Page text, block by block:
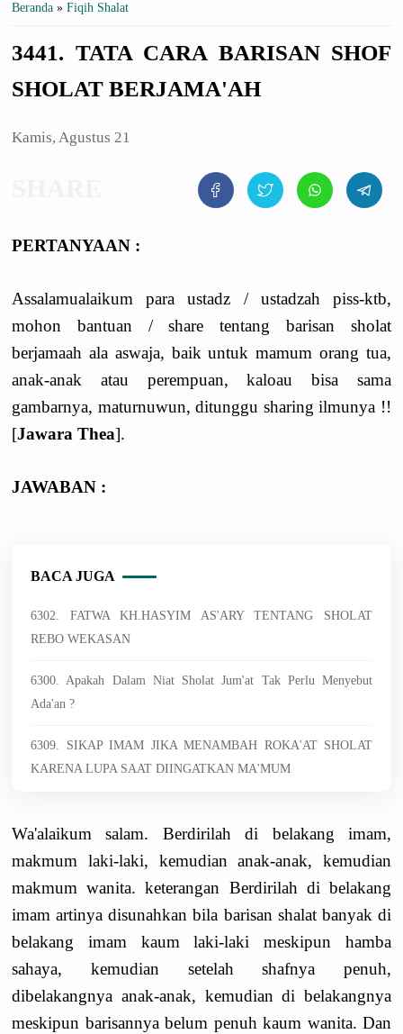
Beranda » Fiqih Shalat
3441. TATA CARA BARISAN SHOF
SHOLAT BERJAMA'AH
Kamis, Agustus 21
PERTANYAAN :
Assalamualaikum para ustadz / ustadzah piss-ktb,
mohon bantuan / share tentang barisan sholat
berjamaah ala aswaja, baik untuk mamum orang tua,
anak-anak atau perempuan, kaloau bisa sama
gambarnya, maturnuwun, ditunggu sharing ilmunya !!
[Jawara Thea].
JAWABAN :
BACA JUGA
6302. FATWA KH.HASYIM AS'ARY TENTANG SHOLAT
REBO WEKASAN
6300. Apakah Dalam Niat Sholat Jum'at Tak Perlu Menyebut
Ada'an ?
6309. SIKAP IMAM JIKA MENAMBAH ROKA'AT SHOLAT
KARENA LUPA SAAT DIINGATKAN MA'MUM
Wa'alaikum salam. Berdirilah di belakang imam,
makmum laki-laki, kemudian anak-anak, kemudian
makmum wanita. keterangan Berdirilah di belakang
imam artinya disunahkan bila barisan shalat banyak di
belakang imam kaum laki-laki meskipun hamba
sahaya, kemudian setelah shafnya penuh,
dibelakangnya anak-anak, kemudian di belakangnya
meskipun barisannya belum penuh kaum wanita. Dan